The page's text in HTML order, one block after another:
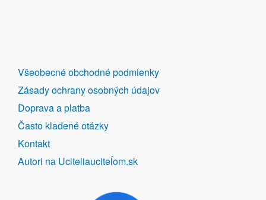
DALŠÍ
ODKAZY
Všeobecné obchodné podmienky
Zásady ochrany osobných údajov
Doprava a platba
Často kladené otázky
Kontakt
Autori na Uciteliauciteĺom.sk